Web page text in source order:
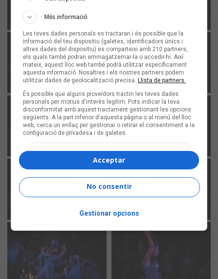
Més informació
Les teves dades personals es tractaran i és possible que la
informació del teu dispositiu (galetes, identificadors únics i
altres dades del dispositiu) es comparteixi amb 210 partners,
els quals també podran emmagatzemar-la o accedir-hi. Així
mateix, aquest lloc web també podrà utilitzar específicament
aquesta informació. Nosaltres i els nostres partners podem
utilitzar dades de geolocalització precisa. Llista de partners.
És possible que alguns proveïdors tractin les teves dades
personals per motius d'interès legítim. Pots indicar la teva
disconformitat amb aquest tractament gestionant les opcions
següents. A la part inferior d'aquesta pàgina o al menú del lloc
web, cerca un enllaç per gestionar o retirar el consentiment a la
configuració de privadesa i de galetes.
Acceptar
No consentir
Gestionar opcions